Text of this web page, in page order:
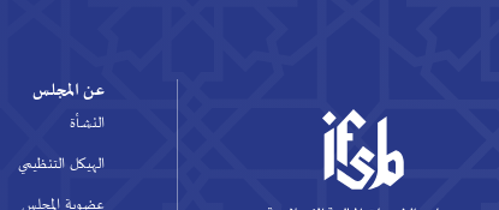
عن المجلس
النشأة
الهيكل التنظيمي